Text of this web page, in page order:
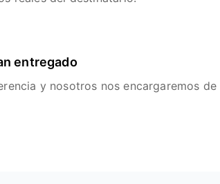
entregado
y nosotros nos encargaremos